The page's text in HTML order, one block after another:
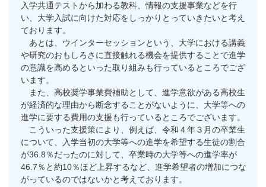
入学共通テストから加わる教科、情報の支援事業などを行
い、大学入試に向けた対応をしっかりとっていきたいと考え
ております。
あとは、ウインターセッションという、大学における講義
や研究のおもしろさに直接触れる機会を提供することで進学
の意識を高めるといった取り組みも行っているところでござ
います。
また、高校奨学事業費補助として、進学意欲がある高校生
が経済的な理由から断念することがないように、大学等への
進学に要する費用の支援も行っているところでございます。
こういった支援策により、例えば、令和４年３月の卒業生
について、入学当初の大学等への進学を希望する生徒の割合
が36.8％だったのに対して、卒業時の大学等への進学率が
46.7％と約10％ほど上昇するなど、進学希望者の増加につな
がっているのではないかと考えております。